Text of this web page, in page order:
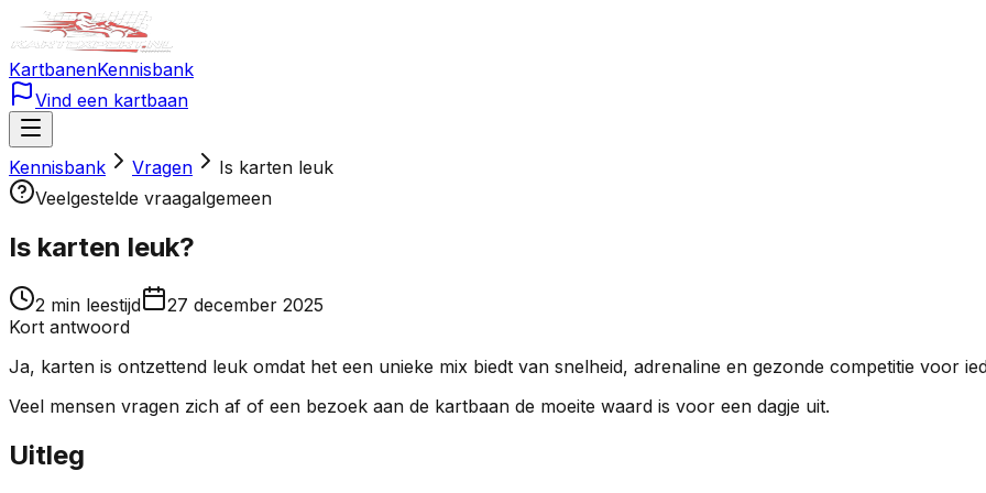
KartbanenKennisbank
Vind een kartbaan
Kennisbank Vragen
Is karten leuk
Veelgestelde vraagalgemeen
Is karten leuk?
2 min leestijd
27 december 2025
Kort antwoord
Ja, karten is ontzettend leuk omdat het een unieke mix biedt van snelheid, adrenaline en gezonde competitie voor
Veel mensen vragen zich af of een bezoek aan de kartbaan de moeite waard is voor een dagje uit.
Uitleg